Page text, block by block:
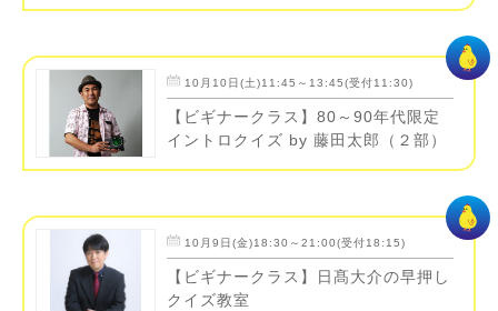
10月10日(土)11:45～13:45(受付11:30)
【ビギナークラス】80～90年代限定
イントロクイズ by 藤田太郎（２部）
10月9日(金)18:30～21:00(受付18:15)
【ビギナークラス】日髙大介の早押し
クイズ教室